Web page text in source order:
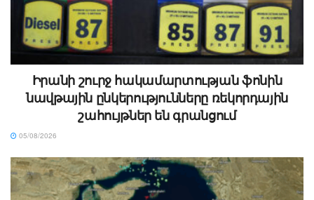
Իրանի շուրջ հակամարտության ֆոնին
նավթային ընկերությունները ռեկորդային
շահույթներ են գրանցում
05/08/2026